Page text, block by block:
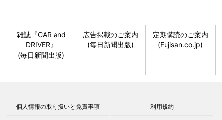
雑誌『CAR and
DRIVER』
(毎日新聞出版)
広告掲載のご案内
(毎日新聞出版)
定期購読のご案内
(Fujisan.co.jp)
個人情報の取り扱いと免責事項 利用規約